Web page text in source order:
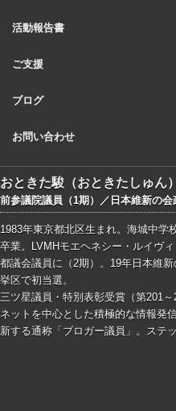
活動報告書
ご支援
ブログ
お問い合わせ
おときた駿（おときたしゅん）
前参議院議員（1期）／日本維新の
1983年東京都北区生まれ。海城中学
卒業。LVMHモエヘネシー・ルイヴ
都議会議員に（2期）。19年日本維
挙区で初当選。
三ツ星議員・特別表彰受賞（第201～
ネットを中心とした積極的な情報発
新する通称「ブロガー議員」。ステ